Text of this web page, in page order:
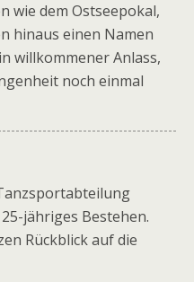
wie dem Ostseepokal,
hinaus einen Namen
willkommener Anlass,
noch einmal
jähriges Bestehen.
Rückblick auf die